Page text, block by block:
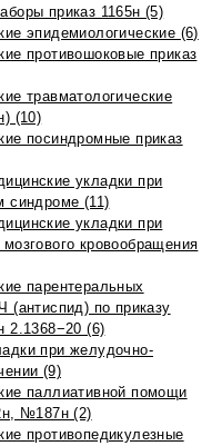
приказ 1165н (5)
эпидемиологические (6)
противошоковые приказ
травматологические
(10)
посиндромные приказ
укладки при
синдроме (11)
укладки при
кровообращения
парентеральных
(антиспид) по приказу
2.1368−20 (6)
при желудочно-
(9)
паллиативной помощи
№187н (2)
противопедикулезные